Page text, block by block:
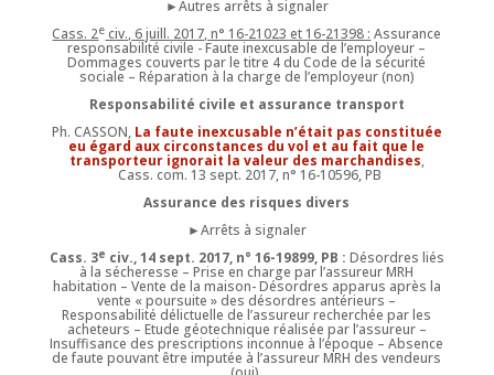
►Autres arrêts à signaler
Cass. 2e civ., 6 juill. 2017, n° 16-21023 et 16-21398 : Assurance
responsabilité civile - Faute inexcusable de l’employeur –
Dommages couverts par le titre 4 du Code de la sécurité
sociale – Réparation à la charge de l’employeur (non)
Responsabilité civile et assurance transport
Ph. CASSON,La faute inexcusable n’était pas constituée
eu égard aux circonstances du vol et au fait que le
transporteur ignorait la valeur des marchandises,
Cass. com. 13 sept. 2017, n° 16-10596, PB
Assurance des risques divers
►Arrêts à signaler
Cass. 3e civ., 14 sept. 2017, n° 16-19899, PB : Désordres liés
à la sécheresse – Prise en charge par l’assureur MRH
habitation – Vente de la maison- Désordres apparus après la
vente « poursuite » des désordres antérieurs –
Responsabilité délictuelle de l’assureur recherchée par les
acheteurs – Etude géotechnique réalisée par l’assureur –
Insuffisance des prescriptions inconnue à l’époque – Absence
de faute pouvant être imputée à l’assureur MRH des vendeurs